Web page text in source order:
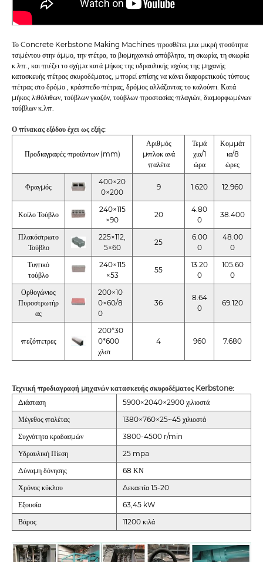
Το Concrete Kerbstone Making Machines προσθέτει μια μικρή ποσότητα
τσιμέντου στην άμμο, την πέτρα, τα βιομηχανικά απόβλητα, τη σκωρία, τη σκωρία
κ.λπ., και πιέζει το σχήμα κατά μήκος της υδραυλικής ισχύος της μηχανής
κατασκευής πέτρας σκυροδέματος, μπορεί επίσης να κάνει διαφορετικούς τύπους
πέτρας στο δρόμο , κράσπεδο πέτρας, δρόμος αλλάζοντας το καλούπι. Κατά
μήκος λιθόλιθων, τούβλων γκαζόν, τούβλων προστασίας πλαγιών, διαμορφωμένων
τούβλων κ.λπ.
Ο πίνακας εξόδου έχει ως εξής:
Προδιαγραφές προϊόντων (mm)
Αριθμός
μπλοκ ανά
παλέτα
Τεμά
χια/1
ώρα
Κομμάτ
ια/8
ώρες
Φραγμός
400×20
0×200
9 1.620 12.960
Κοίλο Τούβλο
240×115
×90
20
4.80
0
38.400
Πλακόστρωτο
Τούβλο
225×112,
5×60
25
6.00
0
48.00
0
Τυπικό
τούβλο
240×115
×53
55
13.20
0
105.60
0
Ορθογώνιος
Πυροστρωτήρ
ας
200×10
0×60/8
0
36
8.64
0
69.120
πεζόπετρες
200*30
0*600
χλστ
4 960 7.680
Τεχνική προδιαγραφή μηχανών κατασκευής σκυροδέματος Kerbstone:
Διάσταση
5900×2040×2900 χιλιοστά
Μέγεθος παλέτας
1380×760×25~45 χιλιοστά
Συχνότητα κραδασμών
3800-4500 r/min
Υδραυλική Πίεση
25 mpa
Δύναμη δόνησης
68 ΚΝ
Χρόνος κύκλου
Δεκαετία 15-20
Εξουσία
63,45 kW
Βάρος
11200 κιλά